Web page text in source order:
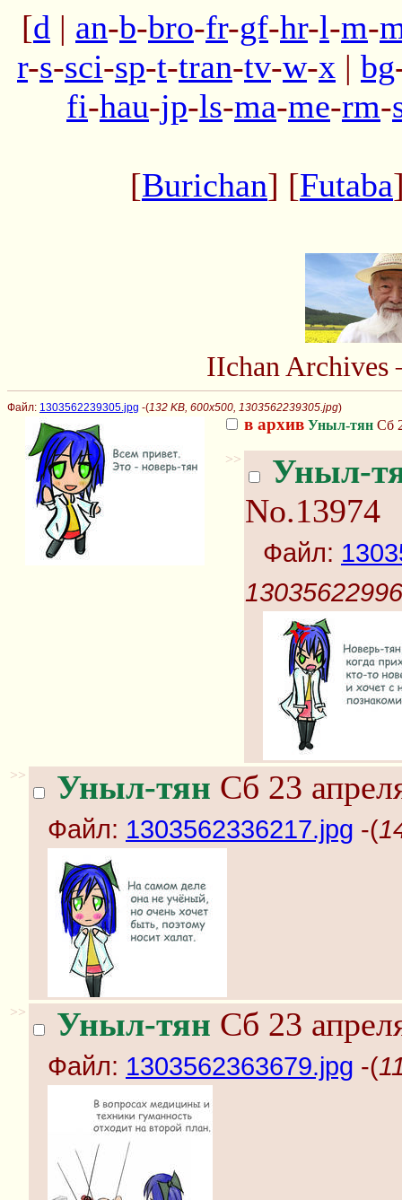
[d | an-b-bro-fr-gf-hr-l-m-
r-s-sci-sp-t-tran-tv-w-x | bg
fi-hau-jp-ls-ma-me-rm-
[Burichan] [Futaba
IIchan
Файл: 1303562239305.jpg -(132 KB, 600x500, 1303562239305.jpg)
в архив Уныл-тян Сб
>>
Уныл-
No.13974
Файл:
>> Уныл-тян Сб 23
Файл: 1303562336217.jpg -(
>> Уныл-тян Сб 23
Файл: 1303562363679.jpg -(